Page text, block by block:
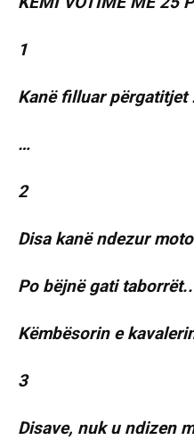
1
Kanë filluar përgatitjet
…
2
Disa kanë ndezur
Po bëjnë gati taborrët..
Këmbësorin e
3
Disave, nuk u ndizen